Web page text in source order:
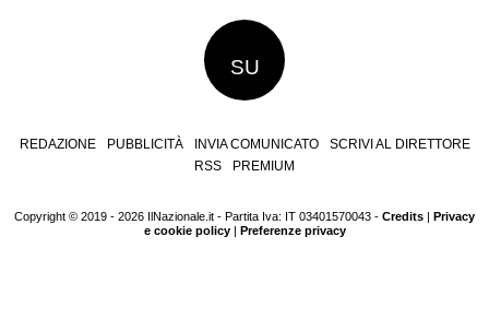
SU
REDAZIONE PUBBLICITÀ INVIA COMUNICATO
SCRIVI AL DIRETTORE
RSS
PREMIUM
Copyright © 2019 - 2026 IlNazionale.it - Partita Iva: IT 03401570043 - Credits | Privacy
e cookie policy| Preferenze privacy